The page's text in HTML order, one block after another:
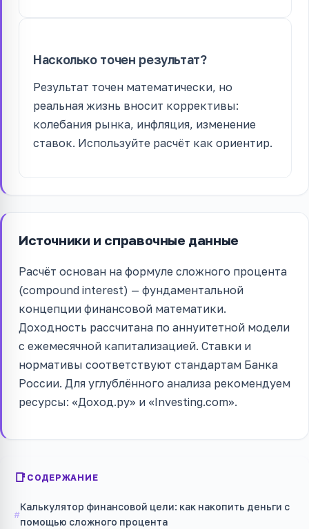
Насколько точен результат?
Результат точен математически, но
реальная жизнь вносит коррективы:
колебания рынка, инфляция, изменение
ставок. Используйте расчёт как ориентир.
Источники и справочные данные
Расчёт основан на формуле сложного процента
(compound interest) — фундаментальной
концепции финансовой математики.
Доходность рассчитана по аннуитетной модели
с ежемесячной капитализацией. Ставки и
нормативы соответствуют стандартам Банка
России. Для углублённого анализа рекомендуем
ресурсы: «Доход.ру» и «Investing.com».
СОДЕРЖАНИЕ
Калькулятор финансовой цели: как накопить деньги с
помощью сложного процента